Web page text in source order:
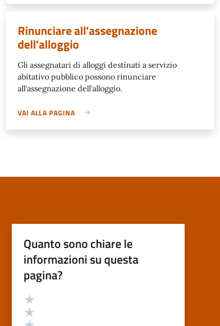
Rinunciare all'assegnazione
dell'alloggio
Gli assegnatari di alloggi destinati a servizio
abitativo pubblico possono rinunciare
all'assegnazione dell'alloggio.
VAI ALLA PAGINA
Quanto sono chiare le
informazioni su questa
pagina?
Valutazione